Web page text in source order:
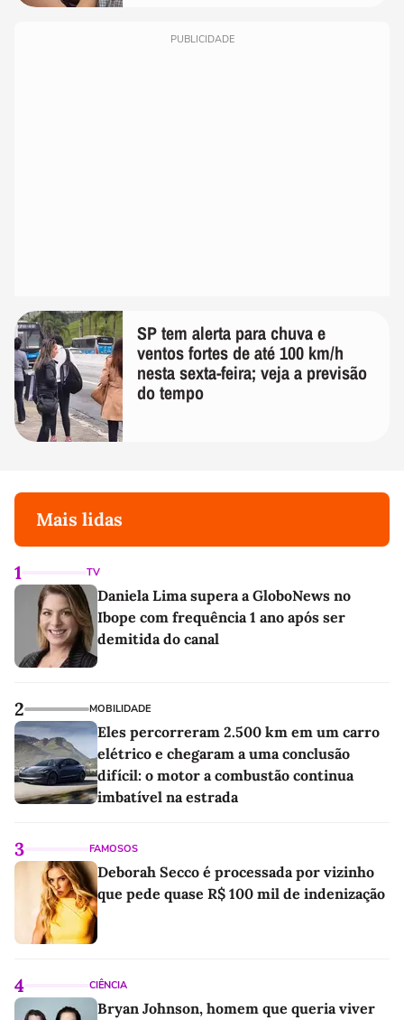
PUBLICIDADE
SP tem alerta para chuva e
ventos fortes de até 100 km/h
nesta sexta-feira; veja a previsão
do tempo
Mais lidas
1 TV
Daniela Lima supera a GloboNews no
Ibope com frequência 1 ano após ser
demitida do canal
2 MOBILIDADE
Eles percorreram 2.500 km em um carro
elétrico e chegaram a uma conclusão
difícil: o motor a combustão continua
imbatível na estrada
3 FAMOSOS
Deborah Secco é processada por vizinho
que pede quase R$ 100 mil de indenização
4 CIÊNCIA
Bryan Johnson, homem que queria viver